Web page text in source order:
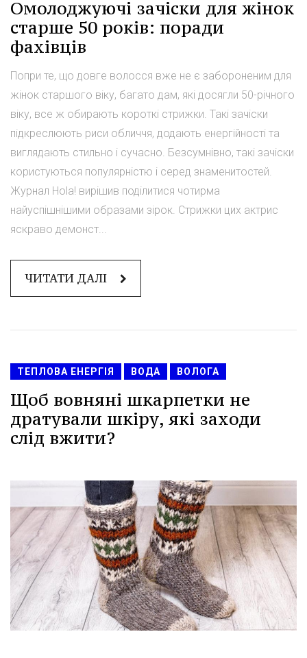
Омолоджуючі зачіски для жінок
старше 50 років: поради
фахівців
Попри те, що довге волосся вже не є забороненим для
жінок старшого віку, багато дам, які досягли 50-річного
віку, все ж обирають короткі стрижки. Такі зачіски
підкреслюють риси обличчя, додають енергійності та
виглядають стильно і сучасно. Безсумнівно, такі зачіски
користуються популярністю і серед знаменитостей.
Журнал Hola! вирішив поділитися чотирма
найуспішнішими образами зірок. Стрижки цих актрис
яскраво демонст...
ЧИТАТИ ДАЛІ
ТЕПЛОВА ЕНЕРГІЯ ВОДА ВОЛОГА
Щоб вовняні шкарпетки не
дратували шкіру, які заходи
слід вжити?